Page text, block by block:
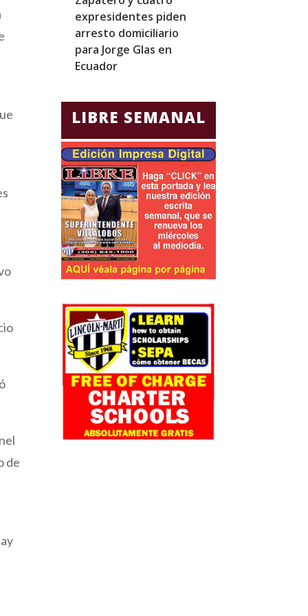
de
expresidentes piden
arresto domiciliario
para Jorge Glas en
Ecuador
LIBRE SEMANAL